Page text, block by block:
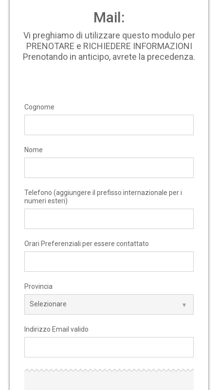
Mail:
Vi preghiamo di utilizzare questo modulo per
PRENOTARE e RICHIEDERE INFORMAZIONI
Prenotando in anticipo, avrete la precedenza.
Cognome
Nome
Telefono (aggiungere il prefisso internazionale per i
numeri esteri)
Orari Preferenziali per essere contattato
Provincia
Indirizzo Email valido